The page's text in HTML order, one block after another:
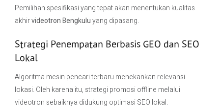
Pemilihan spesifikasi yang tepat akan menentukan kualitas
akhirvideotron Bengkuluyang dipasang.
Strategi Penempatan Berbasis GEO dan SEO
Lokal
Algoritma mesin pencari terbaru menekankan relevansi
lokasi. Oleh karena itu, strategi promosi offline melalui
videotron sebaiknya didukung optimasi SEO lokal.